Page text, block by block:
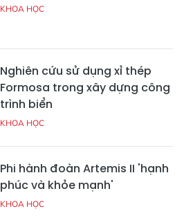
KHOA HỌC
Nghiên cứu sử dụng xỉ thép
Formosa trong xây dựng công
trình biển
KHOA HỌC
Phi hành đoàn Artemis II 'hạnh
phúc và khỏe mạnh'
KHOA HỌC